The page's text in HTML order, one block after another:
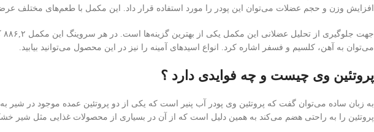
افزایش وزن و حجم عضلات می‌توان این پودر را مورد استفاده قرار داد. این مکمل با طعم‌های مختلف
می‌توان به آهن، کلسیم و فسفر اشاره کرد. انواع اسیدهای آمینه را نیز در این محصول می‌توانید بیابید.
پروتئین وی چیست و چه فوایدی دارد ؟
به زبان ساده می‌توان گفت که پروتئین وی پودر آب پنیر است که یکی از دو پروتئین عمده موجود در
پروتئین را به راحتی هضم می‌کند به همین دلیل است که از آن در بسیاری از محصولات غذایی مثل شیر